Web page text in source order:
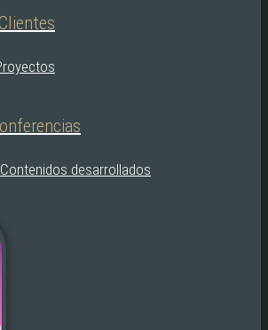
desarrollados